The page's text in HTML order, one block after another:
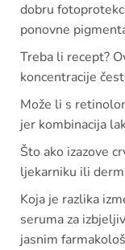
dobru
ponovne
Treba li recept?
koncentracije
Može li s
jer kombinacija
Što ako izazove
ljekarniku ili
Koja je razlika
seruma za
jasnim